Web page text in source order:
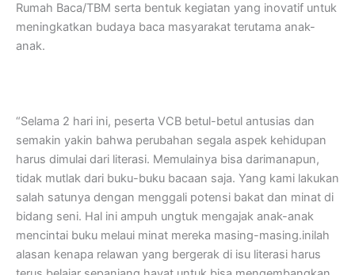
Rumah Baca/TBM serta bentuk kegiatan yang inovatif untuk
meningkatkan budaya baca masyarakat terutama anak-
anak.
“Selama 2 hari ini, peserta VCB betul-betul antusias dan
semakin yakin bahwa perubahan segala aspek kehidupan
harus dimulai dari literasi. Memulainya bisa darimanapun,
tidak mutlak dari buku-buku bacaan saja. Yang kami lakukan
salah satunya dengan menggali potensi bakat dan minat di
bidang seni. Hal ini ampuh ungtuk mengajak anak-anak
mencintai buku melaui minat mereka masing-masing.inilah
alasan kenapa relawan yang bergerak di isu literasi harus